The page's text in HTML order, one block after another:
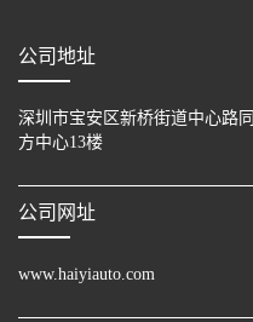
公司地址
深圳市宝安区新桥街道中心路同
方中心13楼
公司网址
www.haiyiauto.com